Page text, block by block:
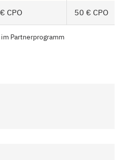
CPO 50 € CPO
Partnerprogramm